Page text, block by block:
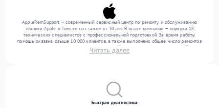
AppleRemSupport — современный сервисный центр по ремонту и обслуживанию
техники Apple в Томске со стажем от 10 лет. В штате компании — порядка 18
технических специалистов с профессиональной подготовкой. За время работы
помощь оказана свыше 10 000 клиентов, а также выполнено общее число ремонтов
превысило 12 000. Ежемесячно в сервисный центр поступает от 300 устройств,
включая , , . Мы устраняем поломки любой сложности и обеспечиваем надежный
Читать далее
Быстрая диагностика